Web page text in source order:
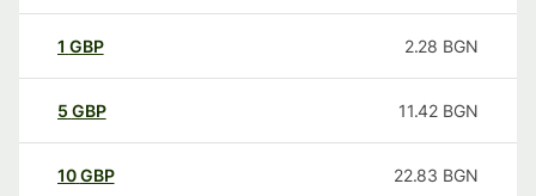
1 GBP 2.28 BGN
5 GBP 11.42 BGN
10GBP 22.83 BGN